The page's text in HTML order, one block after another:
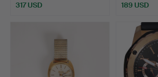
317 USD 189 USD